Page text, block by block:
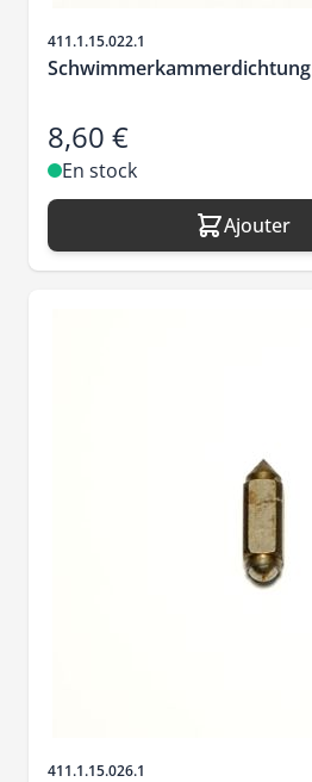
SKU
411.1.15.022.1
Schwimmerkammerdichtung
8,60 €
En stock
Ajouter
SKU
411.1.15.026.1